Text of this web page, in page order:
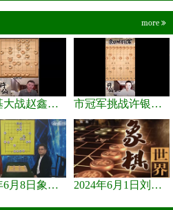
more
郭中基大战赵鑫鑫，许银川激情讲解 市冠军挑战许银川，急进中兵变化真激烈！
2024年6月8日象棋世界，刘君、蒋川讲解了第九届杨官璘杯全国象棋... 2024年6月1日刘君、蒋川讲解第三届上海杯象棋大师赛谢靖与李少庚...